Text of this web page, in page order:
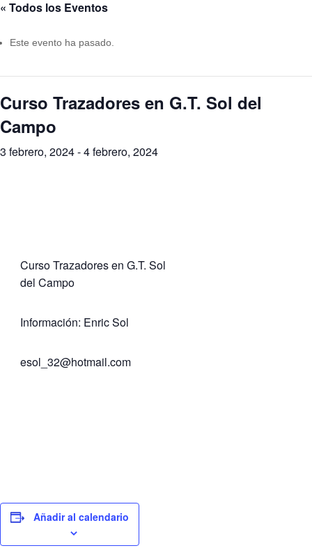
« Todos los Eventos
Este evento ha pasado.
Curso Trazadores en G.T. Sol del
Campo
3 febrero, 2024-4 febrero, 2024
Curso Trazadores en G.T. Sol
del Campo
Información: Enric Sol
esol_32@hotmail.com
Añadir al calendario